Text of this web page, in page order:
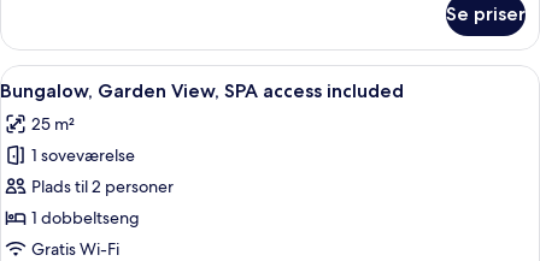
included
2
Bedrooms,
SPA
access
included
Se priser
Indlæs
alle
billeder
af
Bungalow,
Garden
View,
Et hotelværelse med en seng, et
9
Bungalow, Garden View, SPA access included
25 m²
1 soveværelse
Plads til 2 personer
1 dobbeltseng
Gratis Wi-Fi